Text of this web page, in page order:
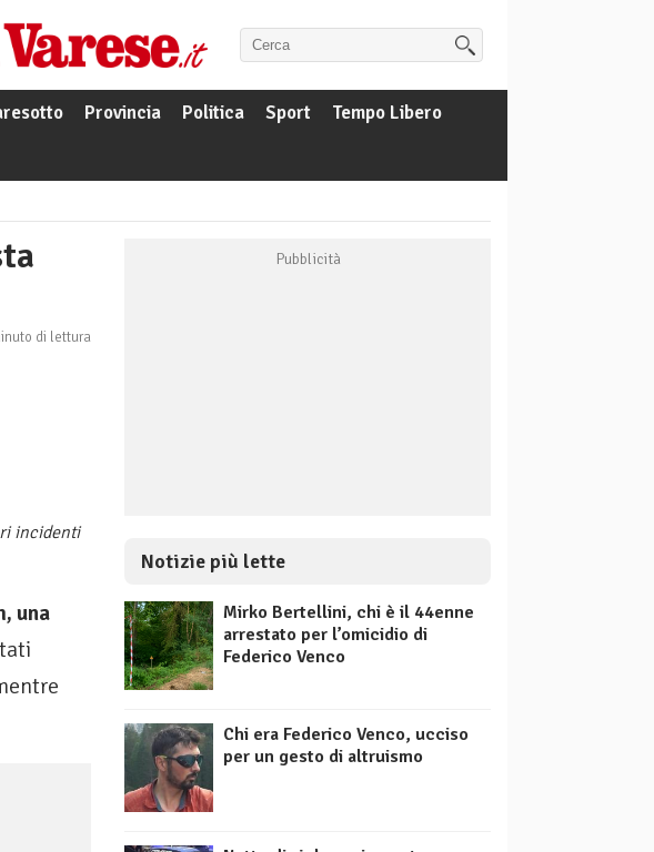
Provincia Politica Sport
Tempo Libero
di lettura
incidenti
una
Notizie più lette
Mirko Bertellini, chi è il 44enne
arrestato per l’omicidio di
Federico Venco
Chi era Federico Venco, ucciso
per un gesto di altruismo